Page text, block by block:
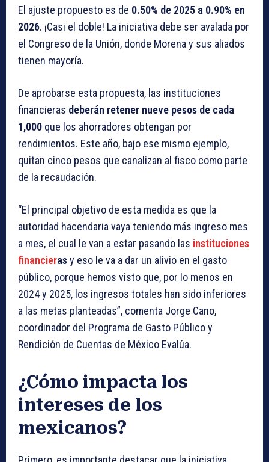
El ajuste propuesto es de 0.50% de 2025 a 0.90% en
2026. ¡Casi el doble! La iniciativa debe ser avalada por
el Congreso de la Unión, donde Morena y sus aliados
tienen mayoría.
De aprobarse esta propuesta, las instituciones
financieras deberán retener nueve pesos de cada
1,000 que los ahorradores obtengan por
rendimientos. Este año, bajo ese mismo ejemplo,
quitan cinco pesos que canalizan al fisco como parte
de la recaudación.
“El principal objetivo de esta medida es que la
autoridad hacendaria vaya teniendo más ingreso mes
a mes, el cual le van a estar pasando las instituciones
financierasy eso le va a dar un alivio en el gasto
público, porque hemos visto que, por lo menos en
2024 y 2025, los ingresos totales han sido inferiores
a las metas planteadas”, comenta Jorge Cano,
coordinador del Programa de Gasto Público y
Rendición de Cuentas de México Evalúa.
¿Cómo impacta los
intereses de los
mexicanos?